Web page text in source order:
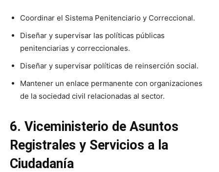
Coordinar el Sistema Penitenciario y Correccional.
Diseñar y supervisar las políticas públicas
penitenciarias y correccionales.
Diseñar y supervisar políticas de reinserción social.
Mantener un enlace permanente con organizaciones
de la sociedad civil relacionadas al sector.
6. Viceministerio de Asuntos
Registrales y Servicios a la
Ciudadanía